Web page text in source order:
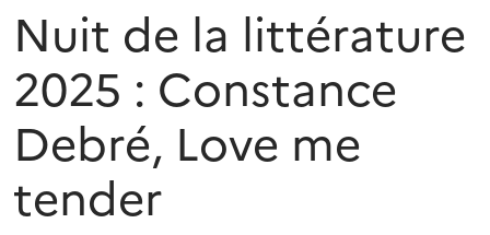
Nuit de la littérature
2025 : Constance
Debré, Love me
tender